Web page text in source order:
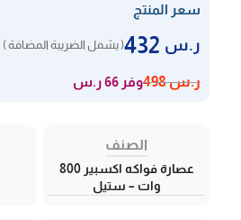
سعر المنتج
ر.س ( يشمل الضريبة المضافة )
ر.س498 وفر 66 ر.س
الصنف
عصارة فواكه اكسبير 800
وات – ستيل